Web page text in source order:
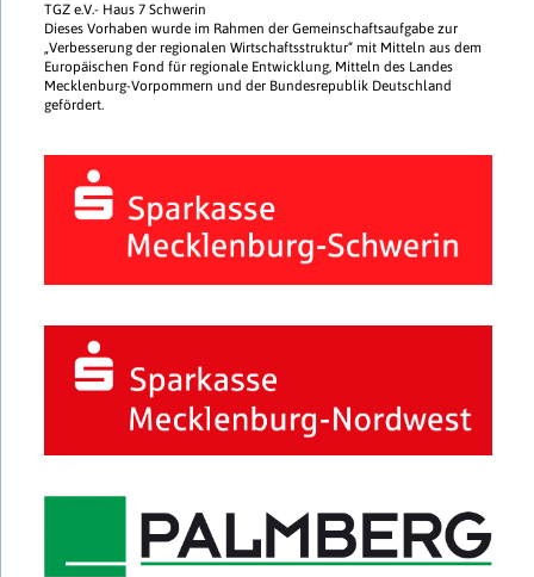
TGZ e.V.- Haus 7 Schwerin
Dieses Vorhaben wurde im Rahmen der Gemeinschaftsaufgabe zur
„Verbesserung der regionalen Wirtschaftsstruktur“ mit Mitteln aus dem
Europäischen Fond für regionale Entwicklung, Mitteln des Landes
Mecklenburg-Vorpommern und der Bundesrepublik Deutschland
gefördert.